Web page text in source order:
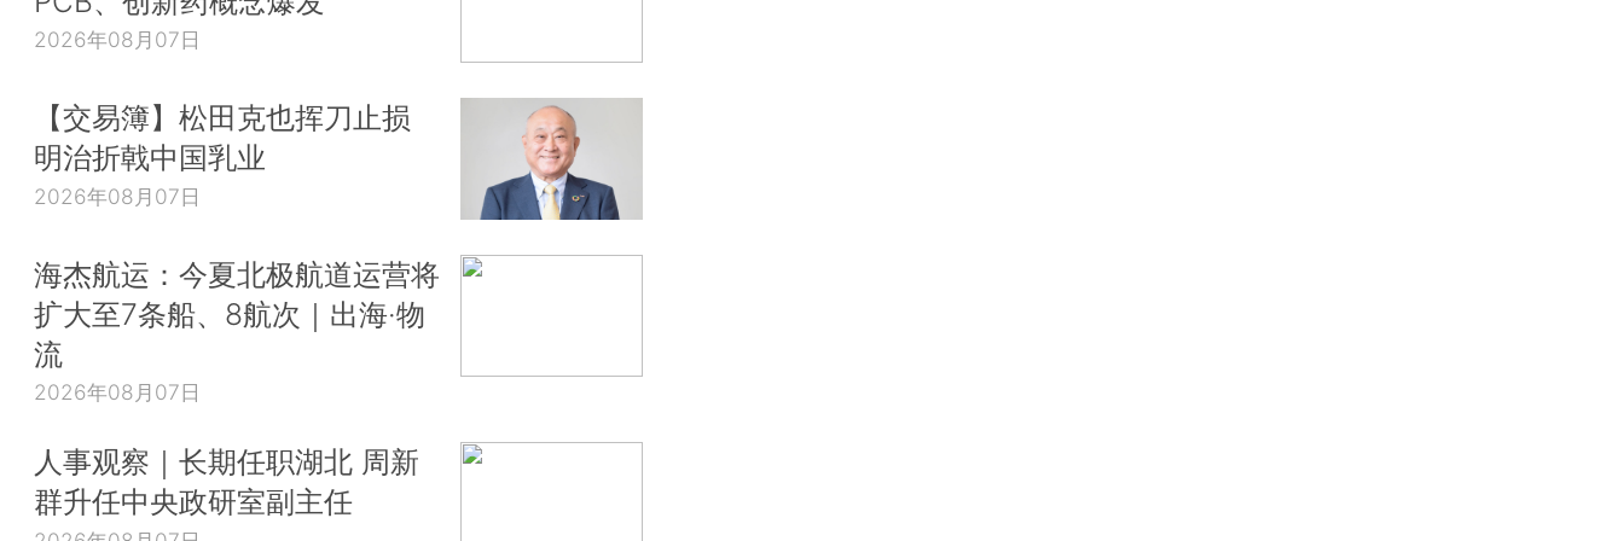
2026年08月07日
【交易簿】松田克也挥刀止损
明治折戟中国乳业
2026年08月07日
海杰航运：今夏北极航道运营将
扩大至7条船、8航次｜出海·物
流
2026年08月07日
人事观察｜长期任职湖北 周新
群升任中央政研室副主任